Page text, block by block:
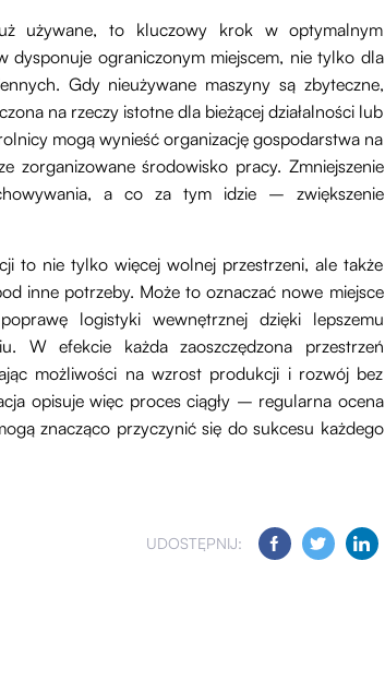
używane, to kluczowy krok w optymalnym
dysponuje ograniczonym miejscem, nie tylko dla
Gdy nieużywane maszyny są zbyteczne,
na rzeczy istotne dla bieżącej działalności lub
mogą wynieść organizację gospodarstwa na
zorganizowane środowisko pracy. Zmniejszenie
a co za tym idzie – zwiększenie
to nie tylko więcej wolnej przestrzeni, ale także
inne potrzeby. Może to oznaczać nowe miejsce
logistyki wewnętrznej dzięki lepszemu
W efekcie każda zaoszczędzona przestrzeń
możliwości na wzrost produkcji i rozwój bez
opisuje więc proces ciągły – regularna ocena
znacząco przyczynić się do sukcesu każdego
UDOSTĘPNIJ: